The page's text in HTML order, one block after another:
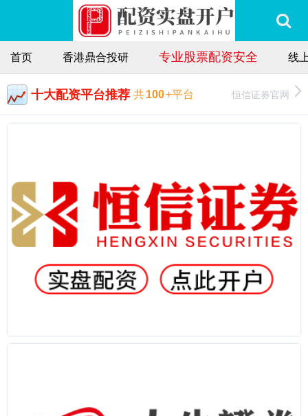
首页 香港鼎合投研 专业股票配资安全 线
十大配资平台推荐 共100+平台 恒信证券官网